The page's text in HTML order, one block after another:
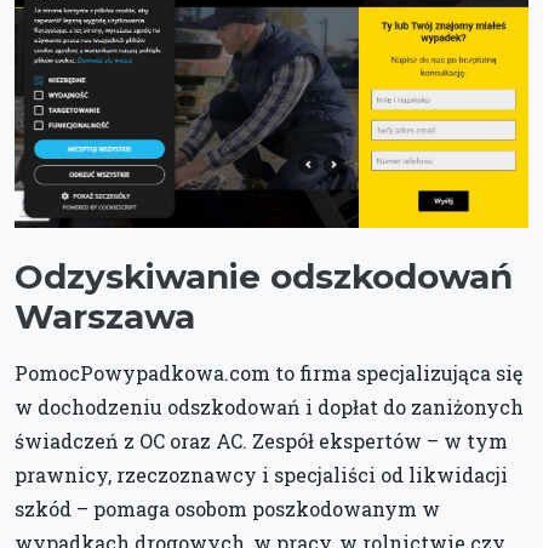
Odzyskiwanie odszkodowań
Warszawa
PomocPowypadkowa.com to firma specjalizująca się
w dochodzeniu odszkodowań i dopłat do zaniżonych
świadczeń z OC oraz AC. Zespół ekspertów – w tym
prawnicy, rzeczoznawcy i specjaliści od likwidacji
szkód – pomaga osobom poszkodowanym w
wypadkach drogowych, w pracy, w rolnictwie czy